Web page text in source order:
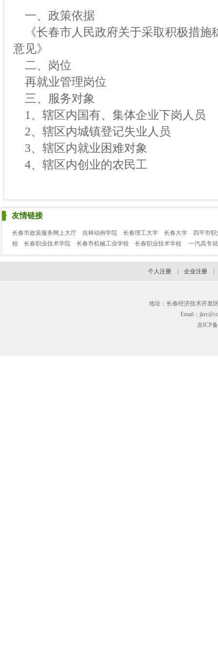
一、政策依据
《长春市人民政府关于采取积极措施
意见》
二、岗位
再就业管理岗位
三、服务对象
1、辖区内国有、集体企业下岗人员
2、辖区内城镇登记失业人员
3、辖区内就业困难对象
4、辖区内创业的农民工
友情链接
长春市政策服务网上大厅 吉林动画学院 长春理工大学 长春大学
四平市
校
长春职业技术学院 长春市机械工业学校 长春职业技术学校 一汽高专
个人注册 企业注册
地址：长春经济技术开发
Email：
吉ICP